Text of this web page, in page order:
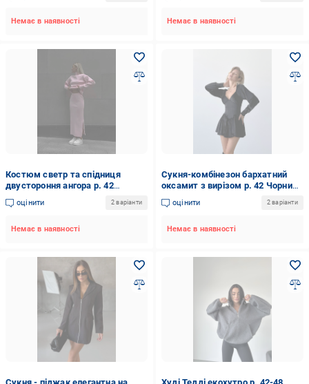
Немає в наявності Немає в наявності
Костюм светр та спідниця
двустороння ангора р. 42
Рожевий (21038387)
оцінити 2 варіанти
Немає в наявності
Сукня-комбінезон бархатний
оксамит з вирізом р. 42 Чорний
(21491643)
оцінити 2 варіанти
Немає в наявності